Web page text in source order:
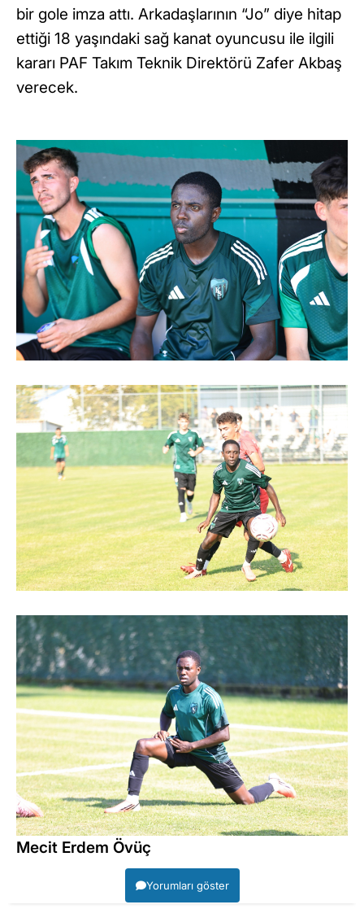
bir gole imza attı. Arkadaşlarının “Jo” diye hitap
ettiği 18 yaşındaki sağ kanat oyuncusu ile ilgili
kararı PAF Takım Teknik Direktörü Zafer Akbaş
verecek.
Mecit Erdem Övüç
Yorumları göster